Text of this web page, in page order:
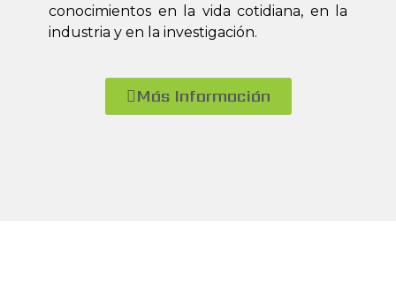
conocimientos en la vida cotidiana, en la
industria y en la investigación.
Más Información